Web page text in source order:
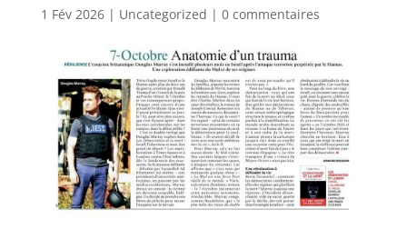
1 Fév 2026 | Uncategorized | 0 commentaires